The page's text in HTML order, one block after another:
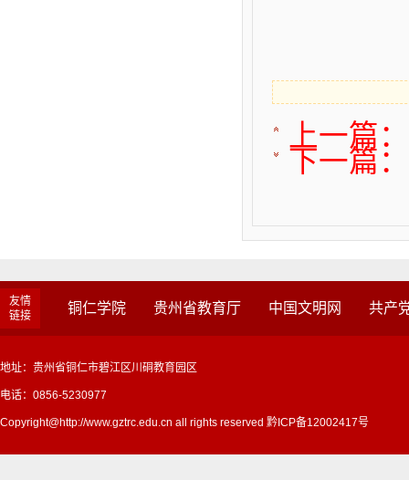
上一篇：
下一篇：
友情
链接
铜仁学院 贵州省教育厅 中国文明网 共产
地址：贵州省铜仁市碧江区川硐教育园区
电话：0856-5230977
Copyright@http://www.gztrc.edu.cn all rights reserved 黔ICP备12002417号